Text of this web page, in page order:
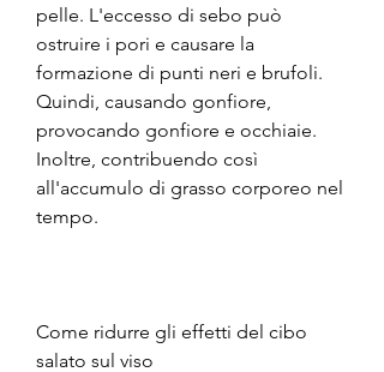
pelle. L'eccesso di sebo può
ostruire i pori e causare la
formazione di punti neri e brufoli.
Quindi, causando gonfiore,
provocando gonfiore e occhiaie.
Inoltre, contribuendo così
all'accumulo di grasso corporeo nel
tempo.
Come ridurre gli effetti del cibo
salato sul viso